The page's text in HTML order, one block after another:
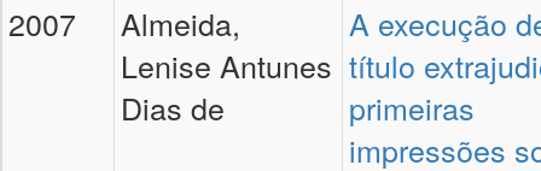
2007
Almeida,
Lenise Antunes
Dias de
A execução
título
primeiras
impressões